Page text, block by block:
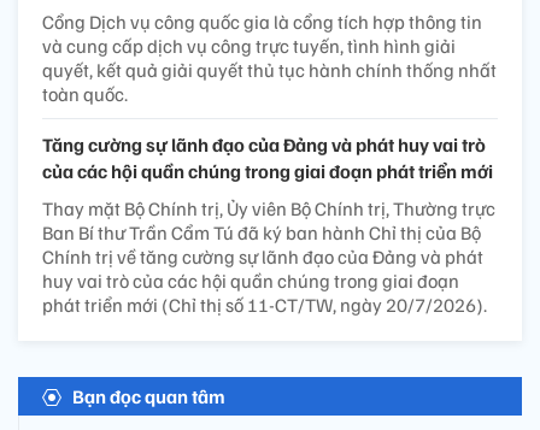
Cổng Dịch vụ công quốc gia là cổng tích hợp thông tin
và cung cấp dịch vụ công trực tuyến, tình hình giải
quyết, kết quả giải quyết thủ tục hành chính thống nhất
toàn quốc.
Tăng cường sự lãnh đạo của Đảng và phát huy vai trò
của các hội quần chúng trong giai đoạn phát triển mới
Thay mặt Bộ Chính trị, Ủy viên Bộ Chính trị, Thường trực
Ban Bí thư Trần Cẩm Tú đã ký ban hành Chỉ thị của Bộ
Chính trị về tăng cường sự lãnh đạo của Đảng và phát
huy vai trò của các hội quần chúng trong giai đoạn
phát triển mới (Chỉ thị số 11-CT/TW, ngày 20/7/2026).
Bạn đọc quan tâm